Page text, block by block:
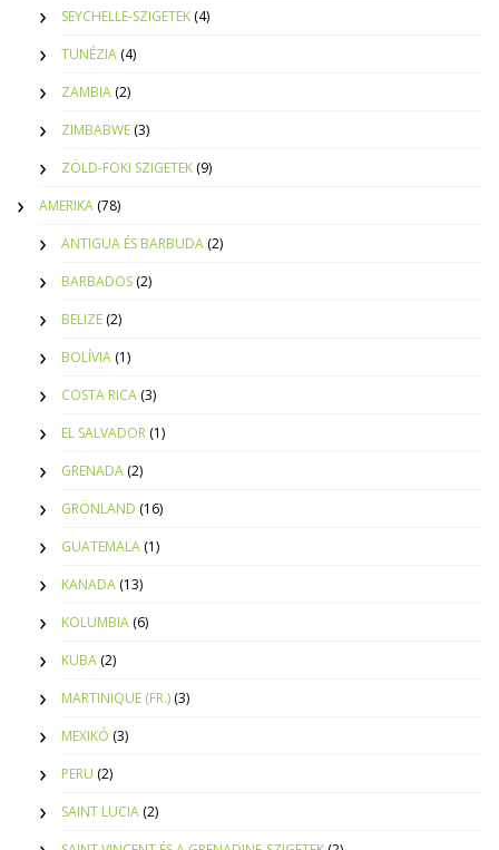
SEYCHELLE-SZIGETEK (4)
TUNÉZIA (4)
ZAMBIA (2)
ZIMBABWE (3)
ZÖLD-FOKI SZIGETEK (9)
AMERIKA (78)
ANTIGUA ÉS BARBUDA (2)
BARBADOS (2)
BELIZE (2)
BOLÍVIA (1)
COSTA RICA (3)
EL SALVADOR (1)
GRENADA (2)
GRÖNLAND (16)
GUATEMALA (1)
KANADA (13)
KOLUMBIA (6)
KUBA (2)
MARTINIQUE (FR.) (3)
MEXIKÓ (3)
PERU (2)
SAINT LUCIA (2)